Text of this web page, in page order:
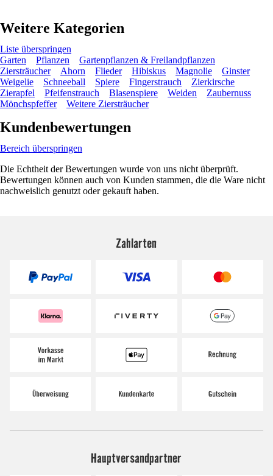
Weitere Kategorien
Liste überspringen
Garten
Pflanzen
Gartenpflanzen & Freilandpflanzen
Ziersträucher
Ahorn Flieder Hibiskus Magnolie
Ginster
Weigelie
Schneeball Spiere Fingerstrauch
Zierkirsche
Zierapfel
Pfeifenstrauch Blasenspiere Weiden
Zaubernuss
Mönchspfeffer
Weitere Ziersträucher
Kundenbewertungen
Bereich überspringen
Die Echtheit der Bewertungen wurde von uns nicht überprüft.
Bewertungen können auch von Kunden stammen, die die Ware nicht
nachweislich genutzt oder gekauft haben.
Zahlarten
Hauptversandpartner